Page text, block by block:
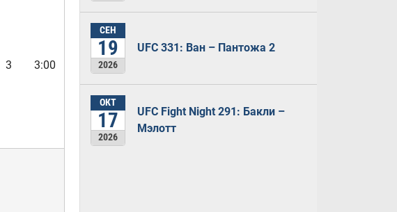
3 3:00
СЕН
19
2026
UFC 331: Ван – Пантожа 2
ОКТ
17
2026
UFC Fight Night 291: Бакли –
Мэлотт